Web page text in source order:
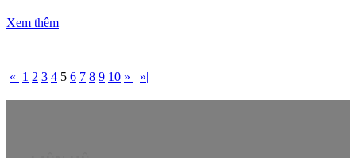
Xem thêm
« 1 2 3 4 5 6 7 8 9 10 » »|